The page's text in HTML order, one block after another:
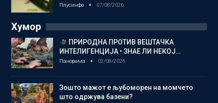
Плусинфо 07/08/2026
Хумор
ПРИРОДНА ПРОТИВ ВЕШТАЧКА
ИНТЕЛИГЕНЦИЈА • ЗНАЕ ЛИ НЕКОЈ…
Панорама 02/08/2026
Зошто мажот е љубоморен на момчето
што одржува базени?